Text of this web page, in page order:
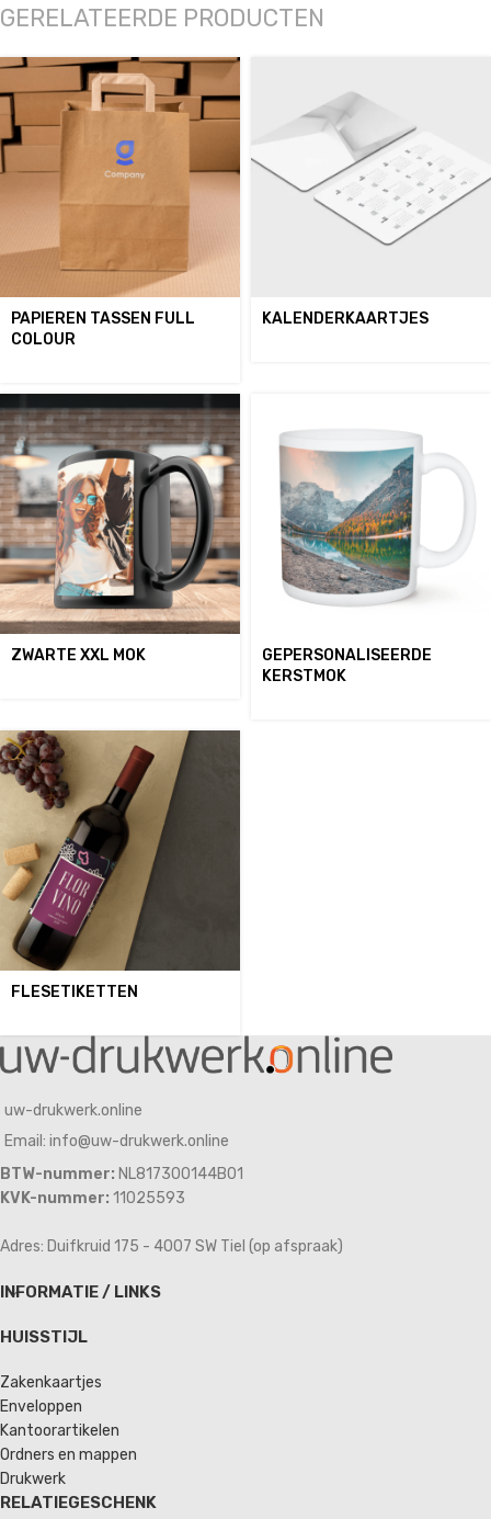
GERELATEERDE PRODUCTEN
PAPIEREN TASSEN FULL
COLOUR
KALENDERKAARTJES
ZWARTE XXL MOK
GEPERSONALISEERDE
KERSTMOK
FLESETIKETTEN
uw-drukwerk.online
Email: info@uw-drukwerk.online
BTW-nummer: NL817300144B01
KVK-nummer: 11025593
Adres: Duifkruid 175 - 4007 SW Tiel (op afspraak)
INFORMATIE / LINKS
HUISSTIJL
Zakenkaartjes
Enveloppen
Kantoorartikelen
Ordners en mappen
Drukwerk
RELATIEGESCHENK